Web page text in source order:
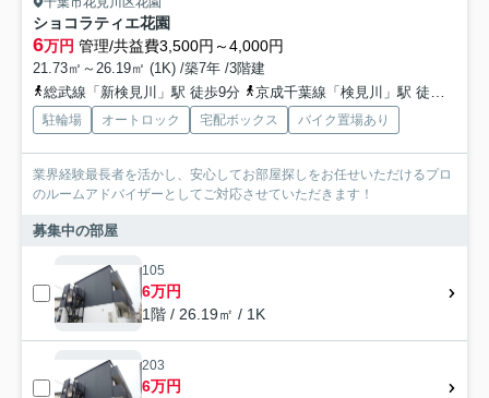
ショコラティエ花園
6万円 管理/共益費3,500円～4,000円
21.73㎡～26.19㎡ (1K) /築7年 /3階建
総武線「新検見川」駅 徒歩9分
京成千葉線「検見川」駅 徒歩11分
駐輪場 オートロック 宅配ボックス バイク置場あり
業界経験最長者を活かし、安心してお部屋探しをお任せいただけるプロ
のルームアドバイザーとしてご対応させていただきます！
募集中の部屋
105
6万円
1階 / 26.19㎡ / 1K
203
6万円